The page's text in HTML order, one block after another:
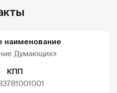
наименование
Думающих»
КПП
781001001